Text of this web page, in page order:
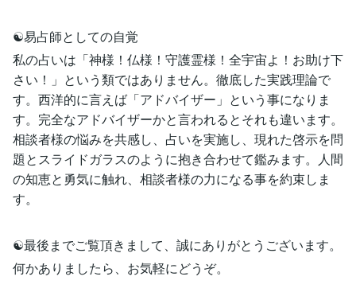
☯易占師としての自覚
私の占いは「神様！仏様！守護霊様！全宇宙よ！お助け下
さい！」という類ではありません。徹底した実践理論で
す。西洋的に言えば「アドバイザー」という事になりま
す。完全なアドバイザーかと言われるとそれも違います。
相談者様の悩みを共感し、占いを実施し、現れた啓示を問
題とスライドガラスのように抱き合わせて鑑みます。人間
の知恵と勇気に触れ、相談者様の力になる事を約束しま
す。
☯最後までご覧頂きまして、誠にありがとうございます。
何かありましたら、お気軽にどうぞ。